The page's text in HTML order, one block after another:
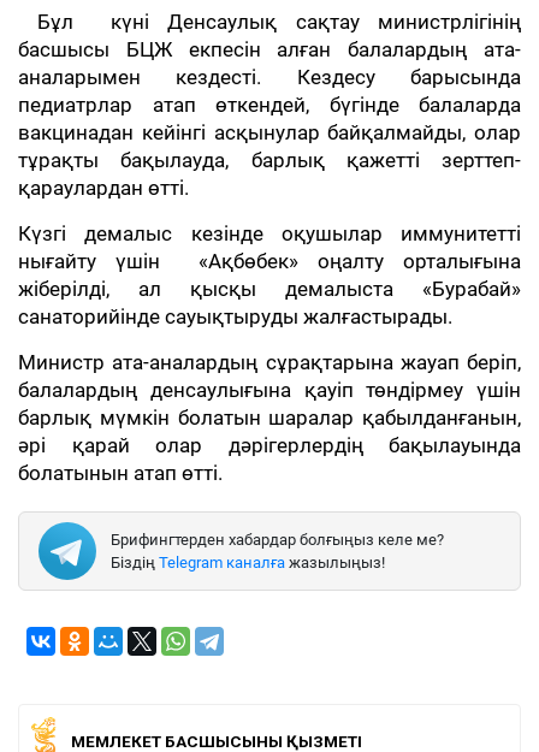
Бұл күні Денсаулық сақтау министрлігінің
басшысы БЦЖ екпесін алған балалардың ата-
аналарымен кездесті. Кездесу барысында
педиатрлар атап өткендей, бүгінде балаларда
вакцинадан кейінгі асқынулар байқалмайды, олар
тұрақты бақылауда, барлық қажетті зерттеп-
қараулардан өтті.
Күзгі демалыс кезінде оқушылар иммунитетті
нығайту үшін «Ақбөбек» оңалту орталығына
жіберілді, ал қысқы демалыста «Бурабай»
санаторийінде сауықтыруды жалғастырады.
Министр ата-аналардың сұрақтарына жауап беріп,
балалардың денсаулығына қауіп төндірмеу үшін
барлық мүмкін болатын шаралар қабылданғанын,
әрі қарай олар дәрігерлердің бақылауында
болатынын атап өтті.
Брифингтерден хабардар болғыңыз келе ме?
Біздің Telegram каналға жазылыңыз!
МЕМЛЕКЕТ БАСШЫСЫНЫҢ ҚЫЗМЕТІ